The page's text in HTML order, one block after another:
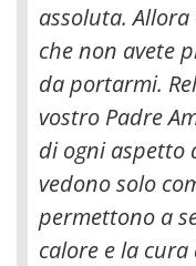
assoluta.
che non avete
da portarmi.
vostro Padre
di ogni aspetto
vedono solo
permettono a
calore e la